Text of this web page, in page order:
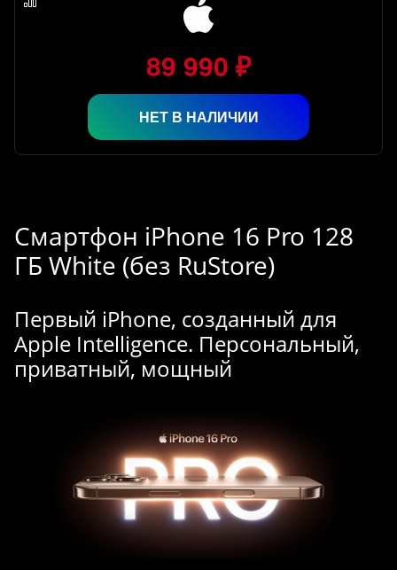
89 990 ₽
НЕТ В НАЛИЧИИ
Смартфон iPhone 16 Pro 128
ГБ White (без RuStore)
Первый iPhone, созданный для
Apple Intelligence. Персональный,
приватный, мощный